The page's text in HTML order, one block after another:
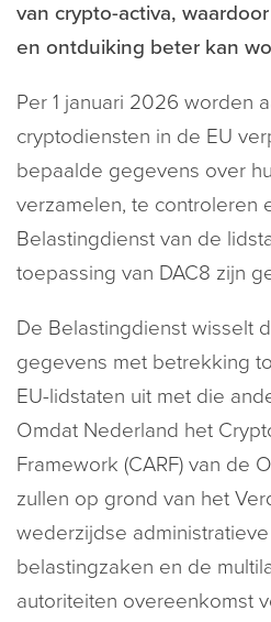
van crypto-activa,
en ontduiking beter kan
Per 1 januari 2026 worden
cryptodiensten in de EU
bepaalde gegevens over
verzamelen, te controleren
Belastingdienst van de
toepassing van DAC8 zijn
De Belastingdienst wisselt
gegevens met betrekking
EU-lidstaten uit met die
Omdat Nederland het
Framework (CARF) van de
zullen op grond van het
wederzijdse
belastingzaken en de
autoriteiten overeenkomst